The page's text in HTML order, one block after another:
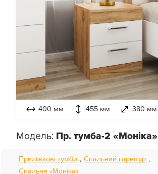
400 мм 455 мм 380 мм
Модель: Пр. тумба-2 «Моніка»
Приліжкові тумби , Спальний гарнітур ,
Спальня «Моніка»